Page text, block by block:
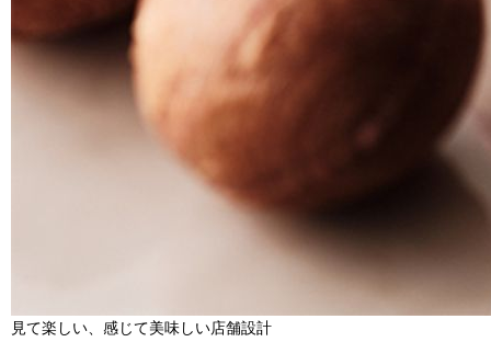
見て楽しい、感じて美味しい店舗設計